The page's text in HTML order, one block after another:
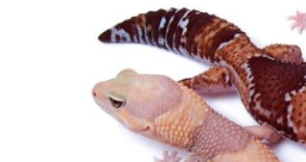
КУПИТЬ
ГЕККОНА